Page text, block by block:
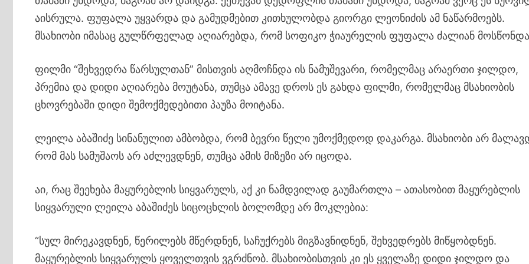
აისრულა. ფუფალა უყვარდა და გამუდმებით კითხულობდა გიორგი ლეონიძის ამ ნაწარმოებს.
მსახიობი იმასაც გულწრფელად აღიარებდა, რომ სოფიკო ჭიაურელის ფუფალა ძალიან
ფილმი “შეხვედრა წარსულთან” მისთვის აღმოჩნდა ის ნამუშევარი, რომელმაც არაერთი ჯილდო,
პრემია და დიდი აღიარება მოუტანა, თუმცა ამავე დროს ეს გახდა ფილმი, რომელმაც მსახიობის
ცხოვრებაში დიდი შემოქმედებითი პაუზა მოიტანა.
ლეილა აბაშიძე სინანულით ამბობდა, რომ ბევრი წელი უმოქმედოდ დაკარგა. მსახიობი არ
რომ მას სამუშაოს არ აძლევდნენ, თუმცა ამის მიზეზი არ იცოდა.
აი, რაც შეეხება მაყურებლის სიყვარულს, აქ კი ნამდვილად გაუმართლა – ათასობით მაყურებლის
სიყვარული ლეილა აბაშიძეს სიცოცხლის ბოლომდე არ მოკლებია:
“სულ მირეკავდნენ, წერილებს მწერდნენ, საჩუქრებს მიგზავნიდნენ, შეხვედრებს მიწყობდნენ.
მაყურებლის სიყვარულს ყოველთვის ვგრძნობ. მსახიობისთვის კი ეს ყველაზე დიდი ჯილდო და